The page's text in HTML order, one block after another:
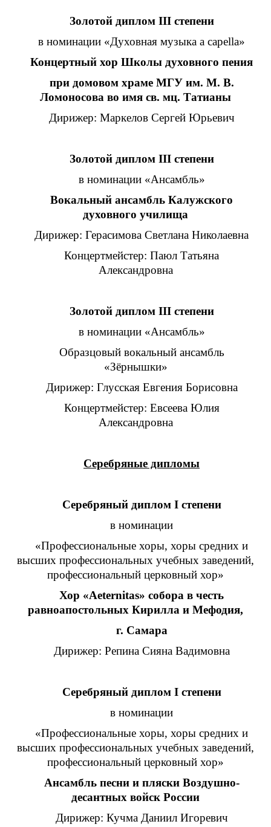
Золотой диплом III степени
в номинации «Духовная музыка a capella»
Концертный хор Школы духовного пения
при домовом храме МГУ им. М. В.
Ломоносова во имя св. мц. Татианы
Дирижер: Маркелов Сергей Юрьевич
Золотой диплом III степени
в номинации «Ансамбль»
Вокальный ансамбль Калужского
духовного училища
Дирижер: Герасимова Светлана Николаевна
Концертмейстер: Паюл Татьяна
Александровна
Золотой диплом III степени
в номинации «Ансамбль»
Образцовый вокальный ансамбль
«Зёрнышки»
Дирижер: Глусская Евгения Борисовна
Концертмейстер: Евсеева Юлия
Александровна
Серебряные дипломы
Серебряный диплом I степени
в номинации
«Профессиональные хоры, хоры средних и
высших профессиональных учебных заведений,
профессиональный церковный хор»
Хор «Aeternitas» собора в честь
равноапостольных Кирилла и Мефодия,
г. Самара
Дирижер: Репина Сияна Вадимовна
Серебряный диплом I степени
в номинации
«Профессиональные хоры, хоры средних и
высших профессиональных учебных заведений,
профессиональный церковный хор»
Ансамбль песни и пляски Воздушно-
десантных войск России
Дирижер: Кучма Даниил Игоревич